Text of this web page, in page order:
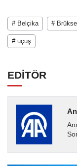
# Belçika # Brüksel
# uçuş
EDİTÖR